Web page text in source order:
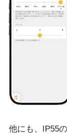
他にも、IP55